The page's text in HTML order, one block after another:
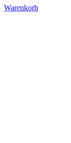
Warenkorb